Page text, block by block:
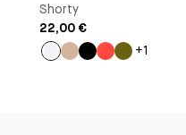
Shorty
22,00 €
+1